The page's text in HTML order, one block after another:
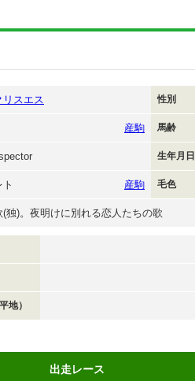
リスエス 性別
産駒 馬齢
生年月日
産駒 毛色
独)。夜明けに別れる恋人たちの歌
地）
出走レース